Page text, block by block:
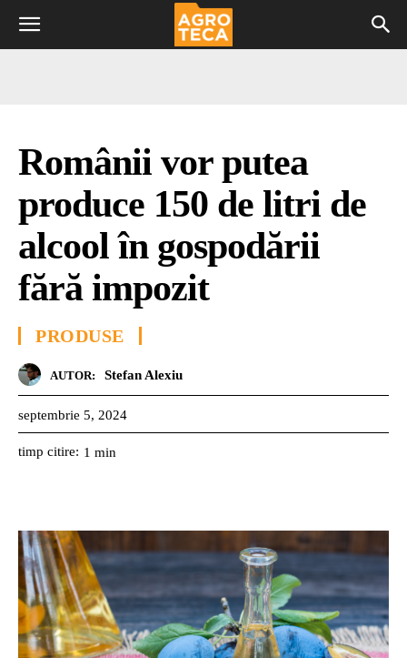
Românii vor putea
produce 150 de litri de
alcool în gospodării
fără impozit
PRODUSE
AUTOR: Stefan Alexiu
septembrie 5, 2024
timp citire: 1 min